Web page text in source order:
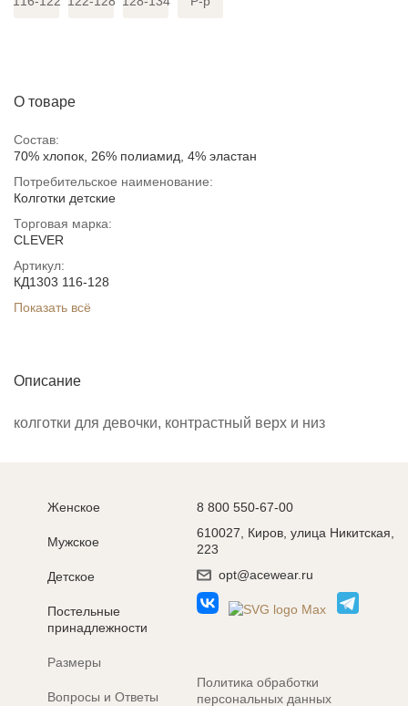
О товаре
Состав:
70% хлопок, 26% полиамид, 4% эластан
Потребительское наименование:
Колготки детские
Торговая марка:
CLEVER
Артикул:
КД1303 116-128
Показать всё
Описание
колготки для девочки, контрастный верх и низ
Женское
Мужское
Детское
Постельные
принадлежности
Размеры
Вопросы и Ответы
8 800 550-67-00
610027, Киров, улица Никитская,
223
opt@acewear.ru
Политика обработки
персональных данных